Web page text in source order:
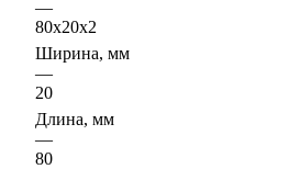
—
80х20х2
Ширина, мм
—
20
Длина, мм
—
80